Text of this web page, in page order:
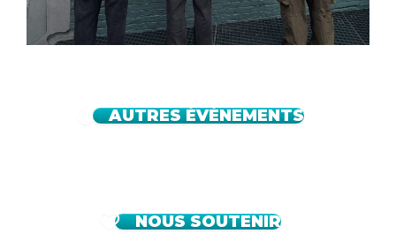
AUTRES ÉVÉNEMENTS
NOUS SOUTENIR